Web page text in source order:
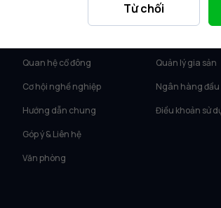
Quan hệ cổ đông
Cơ hội nghề nghiệp
Hướng dẫn chung
Góp ý & Liên hệ
Văn phòng
Tư vấn KH Cá
Quản lý gia sản
Ngân hàng
Điều khoản sử
Từ chối